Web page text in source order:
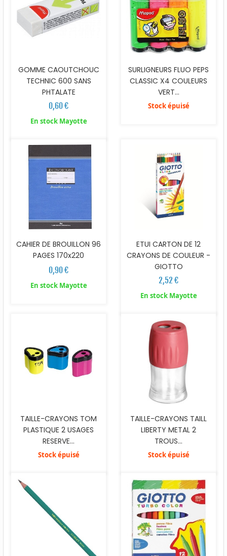
GOMME CAOUTCHOUC
TECHNIC 600 SANS
PHTALATE
0,60 €
En stock Mayotte
SURLIGNEURS FLUO PEPS
CLASSIC X4 COULEURS
VERT...
Stock épuisé
CAHIER DE BROUILLON 96
PAGES 170x220
0,90 €
En stock Mayotte
ETUI CARTON DE 12
CRAYONS DE COULEUR -
GIOTTO
2,52 €
En stock Mayotte
TAILLE-CRAYONS TOM
PLASTIQUE 2 USAGES
RESERVE...
Stock épuisé
TAILLE-CRAYONS TAILL
LIBERTY METAL 2
TROUS...
Stock épuisé